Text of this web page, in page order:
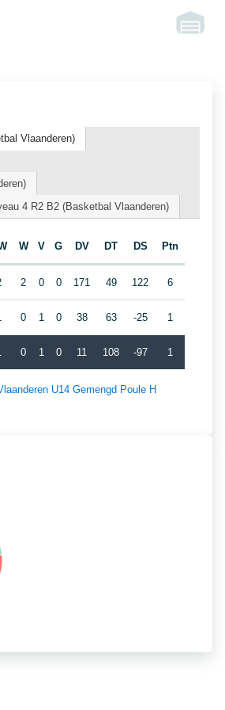
Vlaanderen)
4 R2 B2 (Basketbal Vlaanderen)
W V G DV DT DS Ptn
2 0 0 171 49 122 6
0 1 0 38 63 -25 1
0 1 0 11 108 -97 1
U14 Gemengd Poule H